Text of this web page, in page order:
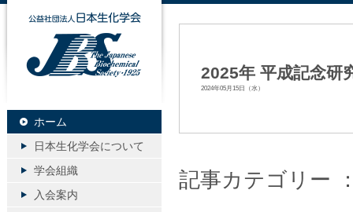
2025年 平成記念研
2024年05月15日（水）
記事カテゴリー
公益社団法人日本生化学会
ホーム
日本生化学会について
学会組織
入会案内